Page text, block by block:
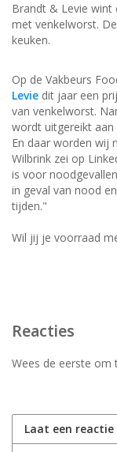
Brandt & Levie wint
met venkelworst.
keuken.
Op de Vakbeurs
Levie dit jaar een
van venkelworst.
wordt uitgereikt
En daar worden wij
Wilbrink zei op
is voor
in geval van nood
tijden."
Wil jij je voorraad
Reacties
Wees de eerste om
Laat een